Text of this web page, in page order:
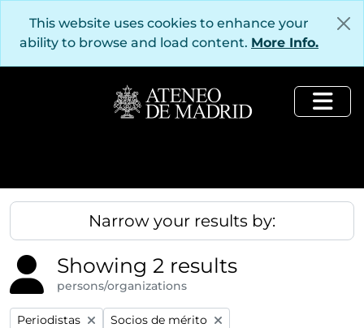
This website uses cookies to enhance your
ability to browse and load content. More Info.
Narrow your results by:
Showing 2 results
persons/organizations
Remove filter:
Periodistas Remove filter:
Socios de mérito